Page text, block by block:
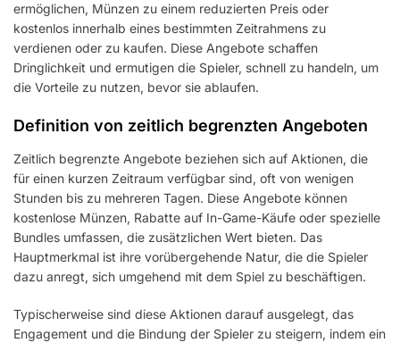
ermöglichen, Münzen zu einem reduzierten Preis oder
kostenlos innerhalb eines bestimmten Zeitrahmens zu
verdienen oder zu kaufen. Diese Angebote schaffen
Dringlichkeit und ermutigen die Spieler, schnell zu handeln, um
die Vorteile zu nutzen, bevor sie ablaufen.
Definition von zeitlich begrenzten Angeboten
Zeitlich begrenzte Angebote beziehen sich auf Aktionen, die
für einen kurzen Zeitraum verfügbar sind, oft von wenigen
Stunden bis zu mehreren Tagen. Diese Angebote können
kostenlose Münzen, Rabatte auf In-Game-Käufe oder spezielle
Bundles umfassen, die zusätzlichen Wert bieten. Das
Hauptmerkmal ist ihre vorübergehende Natur, die die Spieler
dazu anregt, sich umgehend mit dem Spiel zu beschäftigen.
Typischerweise sind diese Aktionen darauf ausgelegt, das
Engagement und die Bindung der Spieler zu steigern, indem ein